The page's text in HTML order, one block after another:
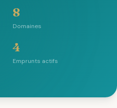
8
Domaines
4
Emprunts actifs